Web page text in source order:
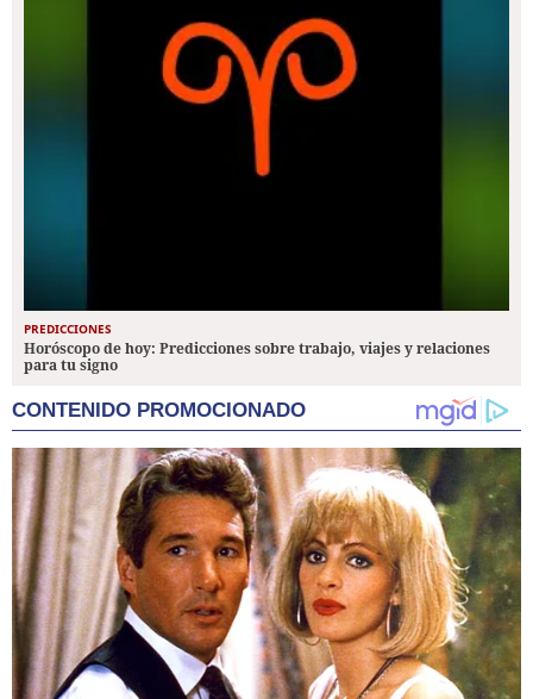
PREDICCIONES
Horóscopo de hoy: Predicciones sobre trabajo, viajes y relaciones
para tu signo
CONTENIDO PROMOCIONADO